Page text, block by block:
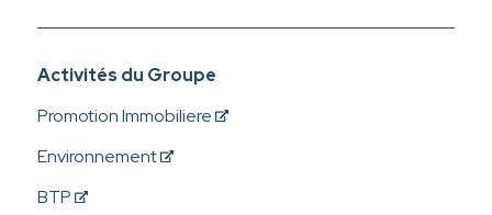
Activités du Groupe
Promotion Immobiliere
Environnement
BTP